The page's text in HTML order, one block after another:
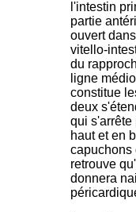
l'intestin
partie
ouvert
vitello-
du
ligne
constitue
deux
qui s'arrête
haut et en
capuchons
retrouve
donnera